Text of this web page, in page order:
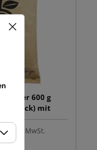
Papier 600 g
pack) mit
inkl. MwSt.